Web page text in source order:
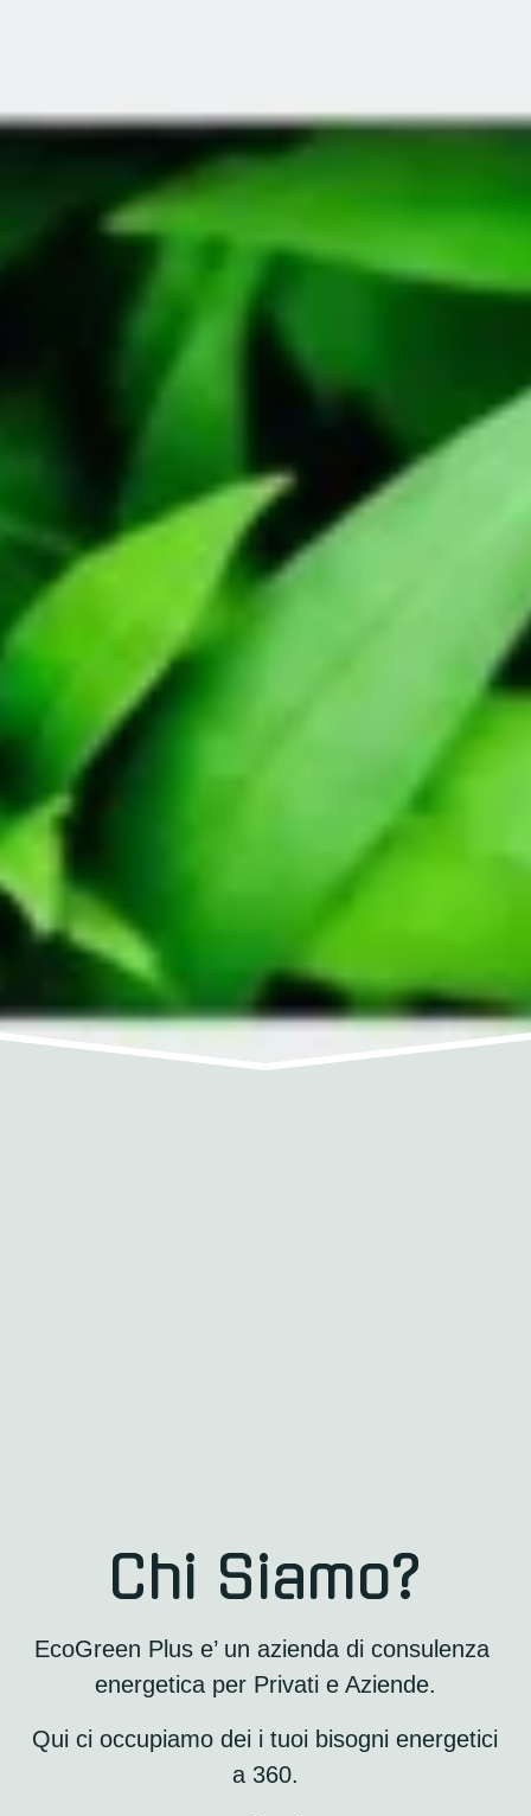
Chi Siamo?
EcoGreen Plus e’ un azienda di consulenza
energetica per Privati e Aziende.
Qui ci occupiamo dei i tuoi bisogni energetici
a 360.